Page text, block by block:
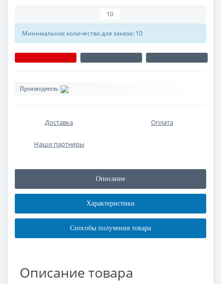
Минимальное количество для заказа: 10
Производитель:
Доставка Оплата
Наши партнеры
Описание
Характеристики
Способы получения товара
Описание товара